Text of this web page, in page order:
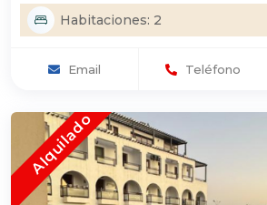
Habitaciones: 2
Email Teléfono
Alquilado